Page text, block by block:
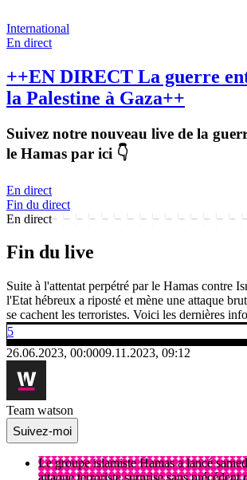
International
En direct
++EN DIRECT La guerre
la Palestine à Gaza++
Suivez notre nouveau live de la
le Hamas par ici 👇
En direct
Fin du direct
En direct
Fin du live
Suite à l'attentat perpétré par le Hamas contre
l'Etat hébreux a riposté et mène une attaque
se cachent les terroristes. Voici les dernières
5
26.06.2023, 00:0009.11.2023, 09:12
Team watson
Suivez-moi
Le groupe islamiste Hamas a lancé